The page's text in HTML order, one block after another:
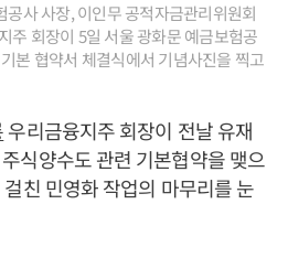
사 사장, 이인무 공적자금관리위원회
주 회장이 5일 서울 광화문 예금보험공
본 협약서 체결식에서 기념사진을 찍고
우리금융지주 회장이 전날 유재
식양수도 관련 기본협약을 맺으
친 민영화 작업의 마무리를 눈